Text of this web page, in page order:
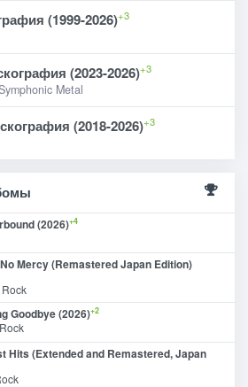
(1999-2026)+3
(2023-2026)+3
Metal
(2018-2026)+3
(2026)+4
Mercy (Remastered Japan Edition)
Goodbye (2026)+2
Hits (Extended and Remastered, Japan